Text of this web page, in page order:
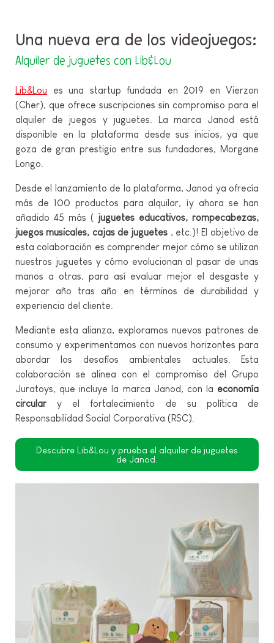
Una nueva era de los videojuegos:
Alquiler de juguetes con Lib&Lou
Lib&Lou es una startup fundada en 2019 en Vierzon
(Cher), que ofrece suscripciones sin compromiso para el
alquiler de juegos y juguetes. La marca Janod está
disponible en la plataforma desde sus inicios, ya que
goza de gran prestigio entre sus fundadores, Morgane
Longo.
Desde el lanzamiento de la plataforma, Janod ya ofrecía
más de 100 productos para alquilar, ¡y ahora se han
añadido 45 más ( juguetes educativos, rompecabezas,
juegos musicales, cajas de juguetes , etc.)! El objetivo de
esta colaboración es comprender mejor cómo se utilizan
nuestros juguetes y cómo evolucionan al pasar de unas
manos a otras, para así evaluar mejor el desgaste y
mejorar año tras año en términos de durabilidad y
experiencia del cliente.
Mediante esta alianza, exploramos nuevos patrones de
consumo y experimentamos con nuevos horizontes para
abordar los desafíos ambientales actuales. Esta
colaboración se alinea con el compromiso del Grupo
Juratoys, que incluye la marca Janod, con la economía
circular y el fortalecimiento de su política de
Responsabilidad Social Corporativa (RSC).
Descubre Lib&Lou y prueba el alquiler de juguetes
de Janod.